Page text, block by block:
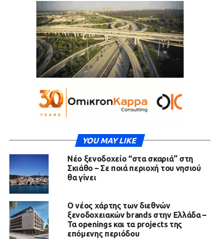
YOU MAY LIKE
Νέο ξενοδοχείο “στα σκαριά” στη
Σκιάθο – Σε ποιά περιοχή του νησιού
θα γίνει
Ο νέος χάρτης των διεθνών
ξενοδοχειακών brands στην Ελλάδα –
Τα openings και τα projects της
επόμενης περιόδου